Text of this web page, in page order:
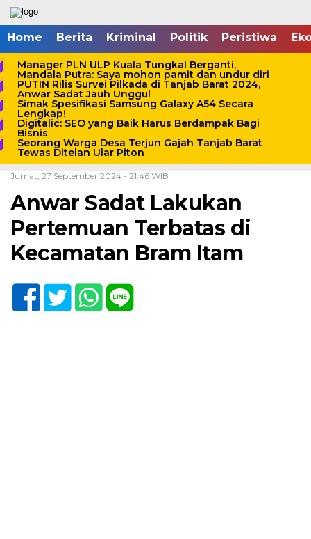
Home Berita Kriminal Politik Peristiwa
Manager PLN ULP Kuala Tungkal Berganti,
Mandala Putra: Saya mohon pamit dan undur diri
PUTIN Rilis Survei Pilkada di Tanjab Barat 2024,
Anwar Sadat Jauh Unggul
Simak Spesifikasi Samsung Galaxy A54 Secara
Lengkap!
Digitalic: SEO yang Baik Harus Berdampak Bagi
Bisnis
Seorang Warga Desa Terjun Gajah Tanjab Barat
Tewas Ditelan Ular Piton
Home /Pilkada/Politik/Tanjab Barat
Jumat, 27 September 2024 - 21:46 WIB
Anwar Sadat Lakukan
Pertemuan Terbatas di
Kecamatan Bram Itam